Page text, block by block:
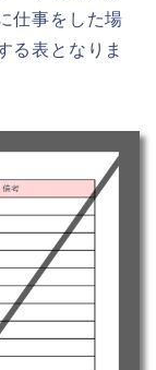
仕事をした場
る表となりま